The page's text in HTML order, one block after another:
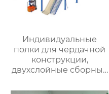
Индивидуальные
полки для чердачной
конструкции,
двухслойные сборные
хранения стальной